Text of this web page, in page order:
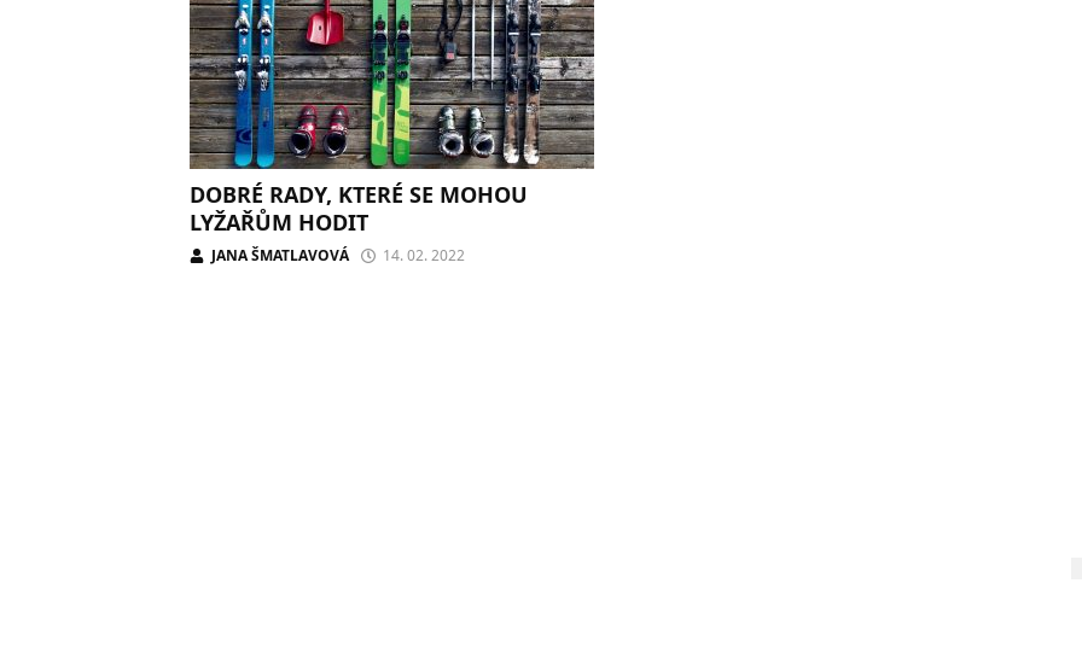
DOBRÉ RADY, KTERÉ SE MOHOU
LYŽAŘŮM HODIT
JANA ŠMATLAVOVÁ 14. 02. 2022